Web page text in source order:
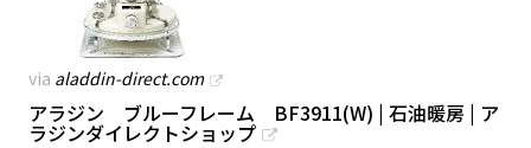
via aladdin-direct.com
アラジン ブルーフレーム BF3911(W) | 石油暖房 | ア
ラジンダイレクトショップ